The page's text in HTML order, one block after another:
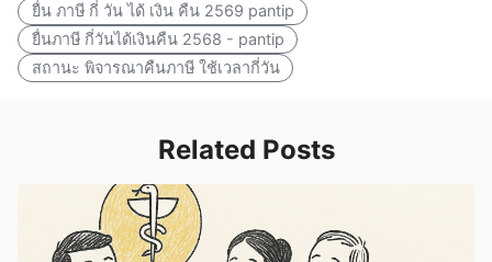
ยื่น ภาษี กี่ วัน ได้ เงิน คืน 2569 pantip
ยื่นภาษี กี่วันได้เงินคืน 2568 - pantip
สถานะ พิจารณาคืนภาษี ใช้เวลากี่วัน
Related Posts